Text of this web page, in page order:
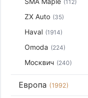
(112)
ZX Auto (35)
Haval (1914)
Omoda (224)
Москвич (240)
Европа (1992)